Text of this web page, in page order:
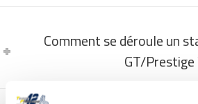
Comment se déroule un
GT/Prestige